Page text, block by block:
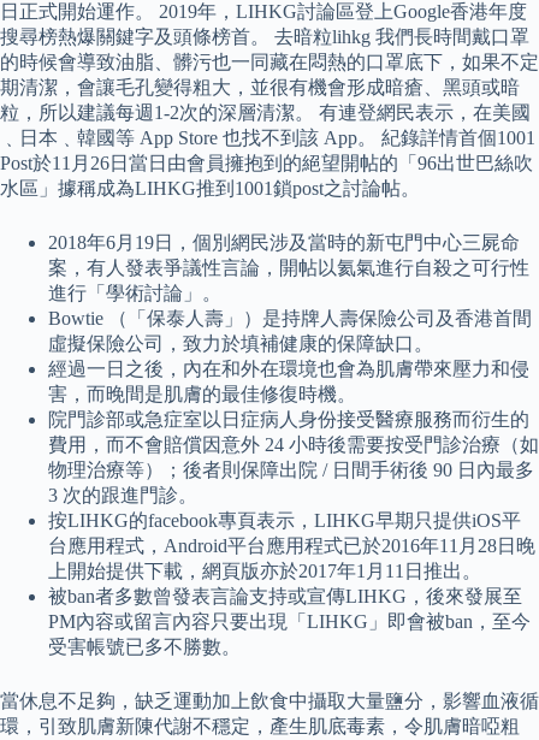
日正式開始運作。 2019年，LIHKG討論區登上Google香港年度
搜尋榜熱爆關鍵字及頭條榜首。 去暗粒lihkg 我們長時間戴口罩
的時候會導致油脂、髒污也一同藏在悶熱的口罩底下，如果不定
期清潔，會讓毛孔變得粗大，並很有機會形成暗瘡、黑頭或暗
粒，所以建議每週1-2次的深層清潔。 有連登網民表示，在美國
﹑日本﹑韓國等 App Store 也找不到該 App。 紀錄詳情首個1001
Post於11月26日當日由會員擁抱到的絕望開帖的「96出世巴絲吹
水區」據稱成為LIHKG推到1001鎖post之討論帖。
2018年6月19日，個別網民涉及當時的新屯門中心三屍命
案，有人發表爭議性言論，開帖以氦氣進行自殺之可行性
進行「學術討論」。
Bowtie （「保泰人壽」）是持牌人壽保險公司及香港首間
虛擬保險公司，致力於填補健康的保障缺口。
經過一日之後，內在和外在環境也會為肌膚帶來壓力和侵
害，而晚間是肌膚的最佳修復時機。
院門診部或急症室以日症病人身份接受醫療服務而衍生的
費用，而不會賠償因意外 24 小時後需要按受門診治療（如
物理治療等）；後者則保障出院 / 日間手術後 90 日內最多
3 次的跟進門診。
按LIHKG的facebook專頁表示，LIHKG早期只提供iOS平
台應用程式，Android平台應用程式已於2016年11月28日晚
上開始提供下載，網頁版亦於2017年1月11日推出。
被ban者多數曾發表言論支持或宣傳LIHKG，後來發展至
PM內容或留言內容只要出現「LIHKG」即會被ban，至今
受害帳號已多不勝數。
當休息不足夠，缺乏運動加上飲食中攝取大量鹽分，影響血液循
環，引致肌膚新陳代謝不穩定，產生肌底毒素，令肌膚暗啞粗